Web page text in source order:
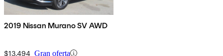
2019 Nissan Murano SV AWD
$13,494 Gran oferta